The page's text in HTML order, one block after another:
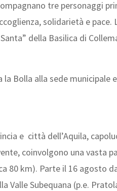
tre personaggi
solidarietà e
della Basilica di
Bolla alla sede municipale
e città dell’Aquila,
coinvolgono una vasta
80 km). Parte il 16 agosto
Valle Subequana (p.e.